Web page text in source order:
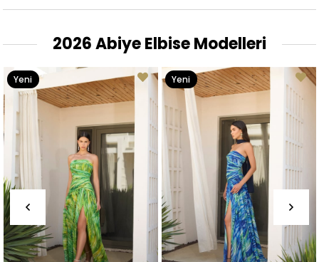
2026 Abiye Elbise Modelleri
Yeni
Ürün
Yeni
Ürün